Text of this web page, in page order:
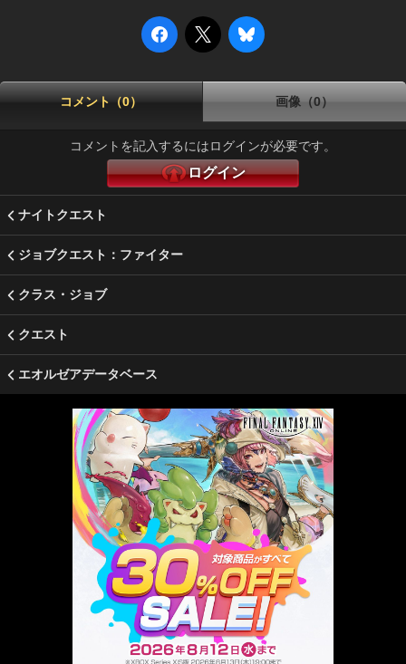
コメント（0） 画像（0）
コメントを記入するにはログインが必要です。
ログイン
ナイトクエスト
ジョブクエスト：ファイター
クラス・ジョブ
クエスト
エオルゼアデータベース